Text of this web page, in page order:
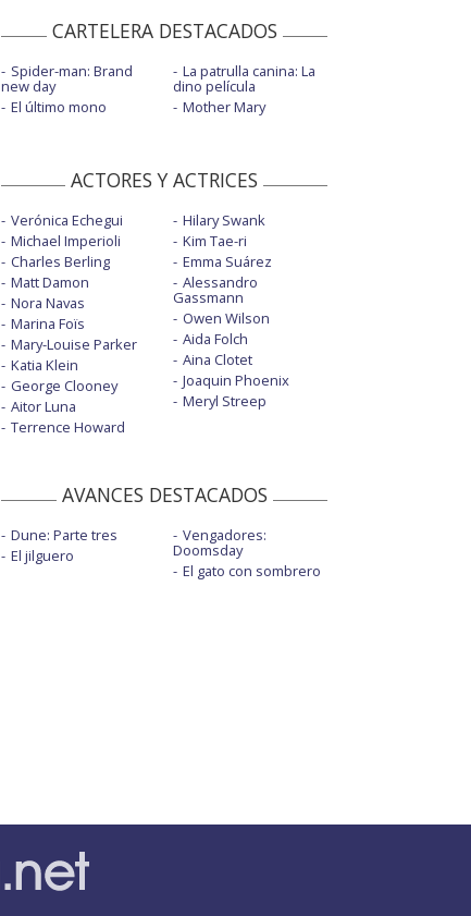
CARTELERA DESTACADOS
Spider-man: Brand
new day
El último mono
La patrulla canina: La
dino película
Mother Mary
ACTORES Y ACTRICES
Verónica Echegui
Michael Imperioli
Charles Berling
Matt Damon
Nora Navas
Marina Foïs
Mary-Louise Parker
Katia Klein
George Clooney
Aitor Luna
Terrence Howard
Hilary Swank
Kim Tae-ri
Emma Suárez
Alessandro
Gassmann
Owen Wilson
Aida Folch
Aina Clotet
Joaquin Phoenix
Meryl Streep
AVANCES DESTACADOS
Dune: Parte tres
El jilguero
Vengadores:
Doomsday
El gato con sombrero